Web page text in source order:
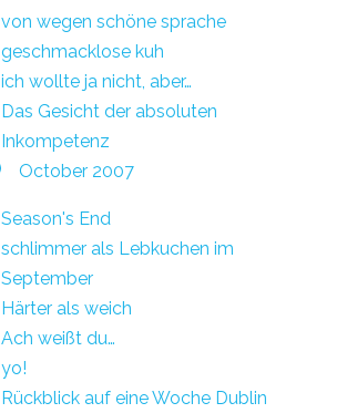
von wegen schöne sprache
geschmacklose kuh
ich wollte ja nicht, aber…
Das Gesicht der absoluten
Inkompetenz
October 2007
Season's End
schlimmer als Lebkuchen im
September
Härter als weich
Ach weißt du…
yo!
Rückblick auf eine Woche Dublin